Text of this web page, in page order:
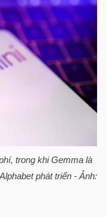
trong khi Gemma là
phát triển - Ảnh:
quan Cổ đông lớn